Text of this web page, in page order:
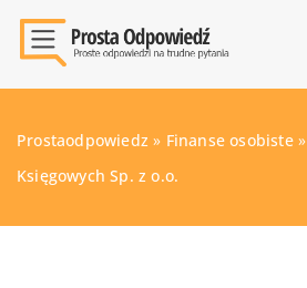
Prostaodpowiedz » Finanse osobiste»
Księgowych Sp. z o.o.